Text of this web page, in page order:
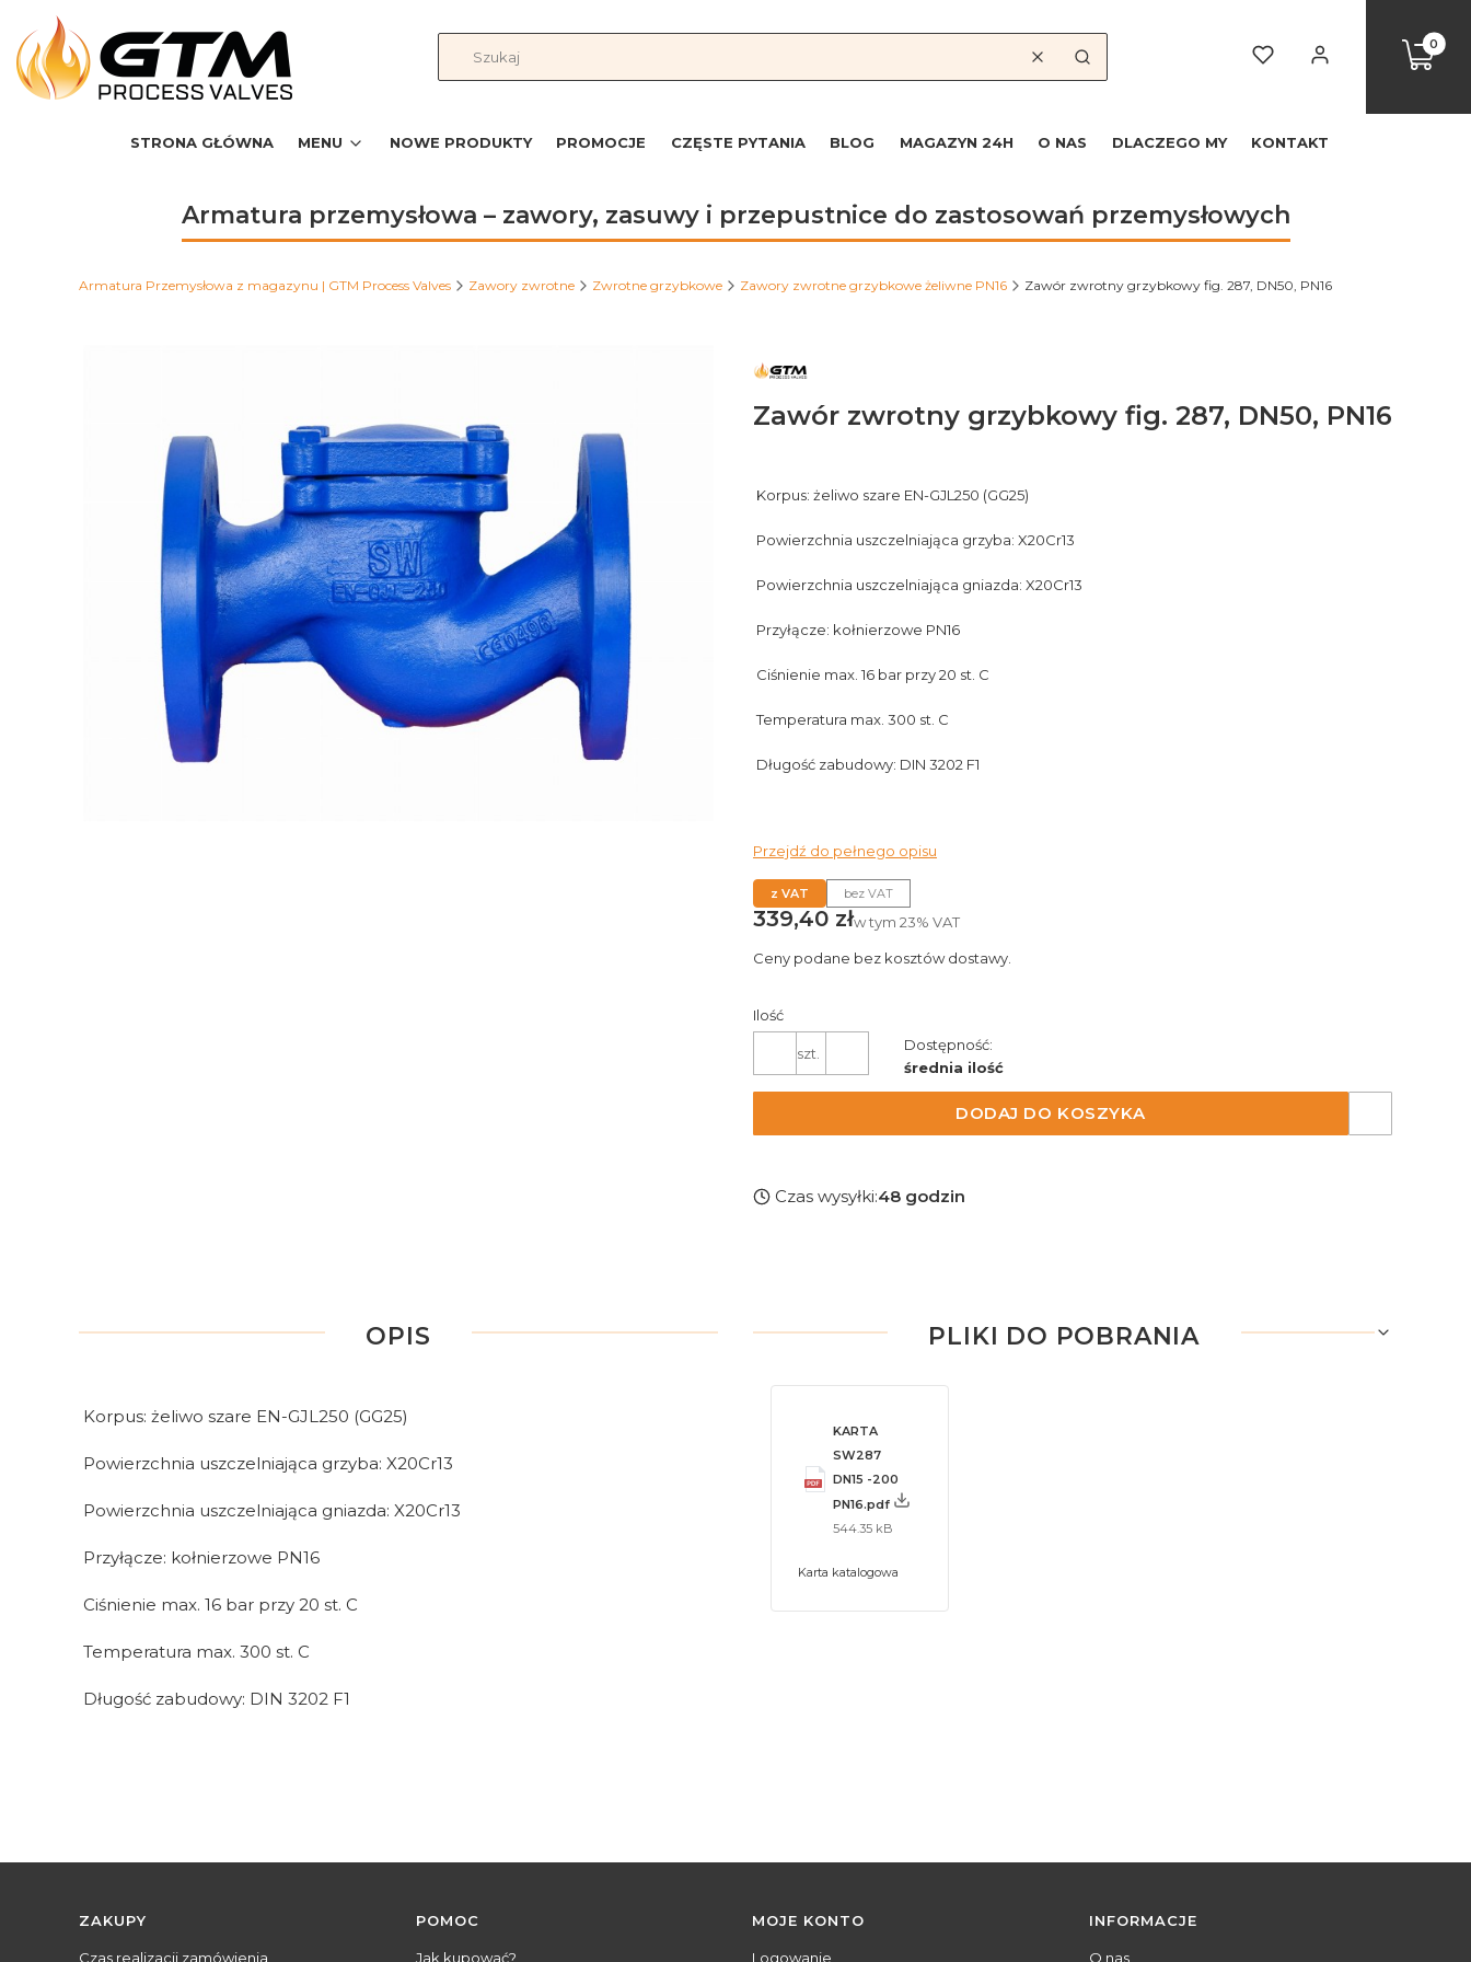
WyczyśćSzukaj
Ulubione Zaloguj się Koszyk
STRONA GŁÓWNA MENU NOWE PRODUKTY PROMOCJE CZĘSTE PYTANIA BLOG MAGAZYN 24H O NAS DLACZEGO MY KONTAKT
Armatura przemysłowa – zawory, zasuwy i przepustnice do zastosowań przemysłowych
Armatura Przemysłowa z magazynu | GTM Process Valves Zawory zwrotne Zwrotne grzybkowe Zawory zwrotne grzybkowe żeliwne PN16 Zawór zwrotny grzybkowy fig. 287, DN50, PN16
Zawór zwrotny grzybkowy fig. 287, DN50, PN16
Korpus: żeliwo szare EN-GJL250 (GG25)
Powierzchnia uszczelniająca grzyba: X20Cr13
Powierzchnia uszczelniająca gniazda: X20Cr13
Przyłącze: kołnierzowe PN16
Ciśnienie max. 16 bar przy 20 st. C
Temperatura max. 300 st. C
Długość zabudowy: DIN 3202 F1
Przejdź do pełnego opisu
z VAT bez VAT
Cena
339,40 złw tym 23% VAT
Ceny podane bez kosztów dostawy.
Ilość
szt.
Dostępność:
średnia ilość
DODAJ DO KOSZYKA
Czas wysyłki:48 godzin
OPIS
Korpus: żeliwo szare EN-GJL250 (GG25)
Powierzchnia uszczelniająca grzyba: X20Cr13
Powierzchnia uszczelniająca gniazda: X20Cr13
Przyłącze: kołnierzowe PN16
Ciśnienie max. 16 bar przy 20 st. C
Temperatura max. 300 st. C
Długość zabudowy: DIN 3202 F1
PLIKI DO POBRANIA
KARTA
SW287
DN15 -200
PN16.pdf
544.35 kB
Karta katalogowa
Linki w stopce
ZAKUPY
Czas realizacji zamówienia
POMOC
Jak kupować?
MOJE KONTO
Logowanie
INFORMACJE
O nas